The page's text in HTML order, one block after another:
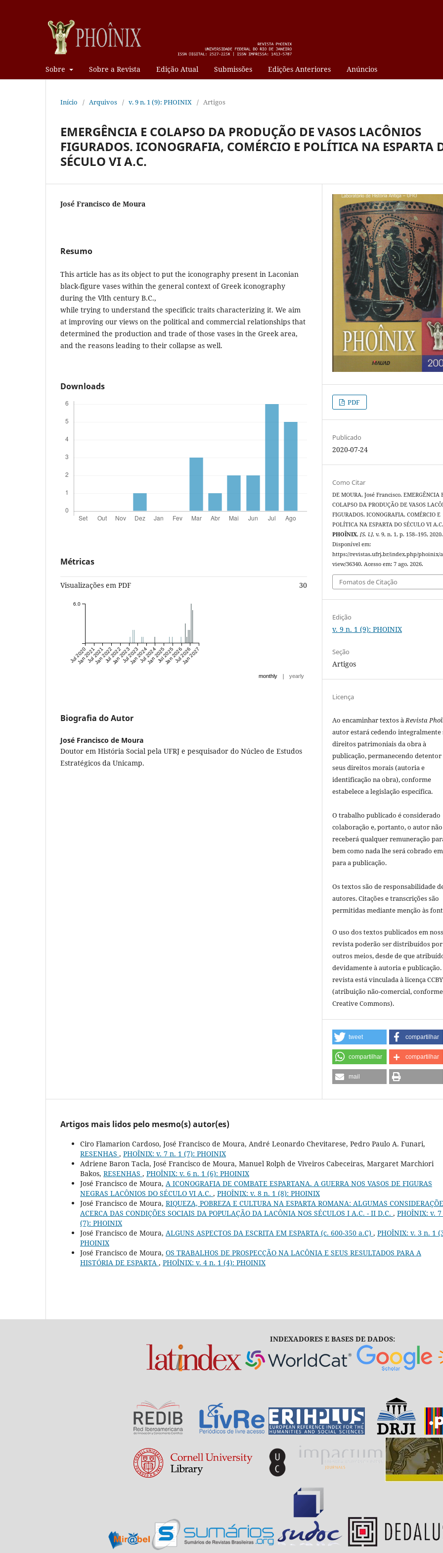
Sobre Sobre a Revista Edição Atual Submissões Edições Anteriores Anúncios
Início / Arquivos / v. 9 n. 1 (9): PHOINIX / Artigos
EMERGÊNCIA E COLAPSO DA PRODUÇÃO DE VASOS LACÔNIOS
FIGURADOS. ICONOGRAFIA, COMÉRCIO E POLÍTICA NA ESPARTA
SÉCULO VI A.C.
José Francisco de Moura
Resumo
This article has as its object to put the iconography present in Laconian
black-figure vases within the general context of Greek iconography
during the Vlth century B.C.,
while trying to understand the specificic traits characterizing it. We aim
at improving our views on the political and commercial relationships that
determined the production and trade of those vases in the Greek area,
and the reasons leading to their collapse as well.
Downloads
Métricas
Visualizações em PDF 30
Jul 2020
Jan 2021Jul 2021
Jan 2022Jul 2022
Jan 2023Jul 2023
Jan 2024Jul 2024
Jan 2025Jul 2025
Jan 2026Jul 2026
Jan 2027
6.0
monthly | yearly
Biografia do Autor
José Francisco de Moura
Doutor em História Social pela UFRJ e pesquisador do Núcleo de Estudos
Estratégicos da Unicamp.
PDF
Publicado
2020-07-24
Como Citar
DE MOURA, José Francisco. EMERGÊNCIA
COLAPSO DA PRODUÇÃO DE VASOS
FIGURADOS. ICONOGRAFIA, COMÉRCIO E
POLÍTICA NA ESPARTA DO SÉCULO VI A.C.
PHOÎNIX,[S. l.], v. 9, n. 1, p. 158–195, 2020.
Disponível em:
https://revistas.ufrj.br/index.php/phoinix/
view/36340. Acesso em: 7 ago. 2026.
Fomatos de Citação
Edição
v. 9 n. 1 (9): PHOINIX
Seção
Artigos
Licença
Ao encaminhar textos àRevista
autor estará cedendo integralmente
direitos patrimoniais da obra à
publicação, permanecendo detentor
seus direitos morais (autoria e
identificação na obra), conforme
estabelece a legislação especí­fica.
O trabalho publicado é considerado
colaboração e, portanto, o autor não
receberá qualquer remuneração
bem como nada lhe será cobrado
para a publicação.
Os textos são de responsabilidade
autores. Citações e transcrições são
permitidas mediante menção às
O uso dos textos publicados em
revista poderão ser distribuídos por
outros meios, desde de que
devidamente à autoria e publicação.
revista está vinculada à licença
(atribuição não-comercial,
Creative Commons).
tweet compartilhar
compartilhar compartilhar
mail
Artigos mais lidos pelo mesmo(s) autor(es)
Ciro Flamarion Cardoso, José Francisco de Moura, André Leonardo Chevitarese, Pedro Paulo A. Funari,
RESENHAS , PHOÎNIX: v. 7 n. 1 (7): PHOINIX
Adriene Baron Tacla, José Francisco de Moura, Manuel Rolph de Viveiros Cabeceiras, Margaret Marchiori
Bakos, RESENHAS , PHOÎNIX: v. 6 n. 1 (6): PHOINIX
José Francisco de Moura, A ICONOGRAFIA DE COMBATE ESPARTANA. A GUERRA NOS VASOS DE FIGURAS
NEGRAS LACÔNIOS DO SÉCULO VI A.C. , PHOÎNIX: v. 8 n. 1 (8): PHOINIX
José Francisco de Moura, RIQUEZA, POBREZA E CULTURA NA ESPARTA ROMANA: ALGUMAS
ACERCA DAS CONDIÇÕES SOCIAIS DA POPULAÇÃO DA LACÔNIA NOS SÉCULOS I A.C. - II D.C. , PHOÎNIX: v.
(7): PHOINIX
José Francisco de Moura, ALGUNS ASPECTOS DA ESCRITA EM ESPARTA (c. 600-350 a.C) , PHOÎNIX: v. 3 n. 1
PHOINIX
José Francisco de Moura, OS TRABALHOS DE PROSPECÇÃO NA LACÔNIA E SEUS RESULTADOS PARA A
HISTÓRIA DE ESPARTA , PHOÎNIX: v. 4 n. 1 (4): PHOINIX
INDEXADORES E BASES DE DADOS: